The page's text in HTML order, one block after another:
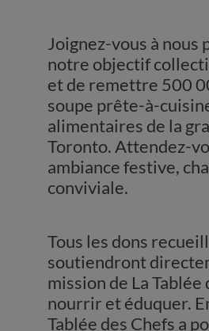
Joignez-vous à nous
notre objectif
et de remettre 500
soupe prête-à-
alimentaires de la
Toronto. Attendez-
ambiance festive,
conviviale.
Tous les dons
soutiendront
mission de La Tablée
nourrir et éduquer.
Tablée des Chefs a